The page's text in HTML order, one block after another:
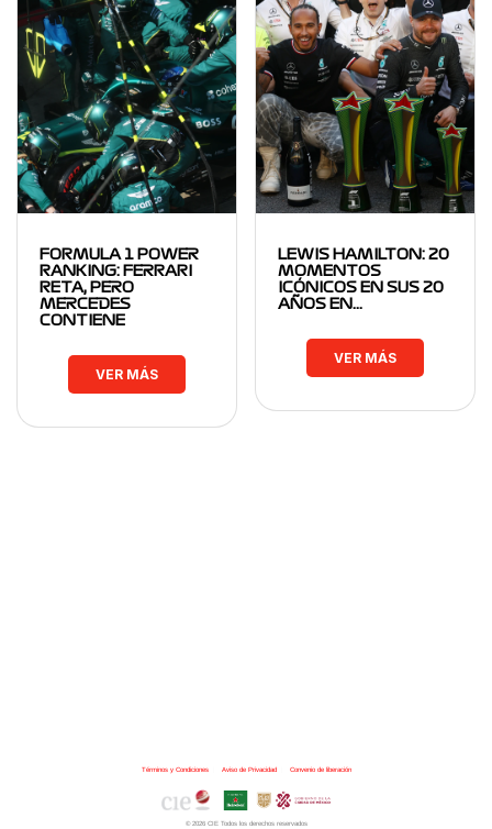
FORMULA 1 POWER
RANKING: FERRARI
RETA, PERO
MERCEDES
CONTIENE
VER MÁS
LEWIS HAMILTON: 20
MOMENTOS
ICÓNICOS EN SUS 20
AÑOS EN…
VER MÁS
Términos y Condiciones| Aviso de Privacidad| Convenio de liberación
© 2026 CIE Todos los derechos reservados